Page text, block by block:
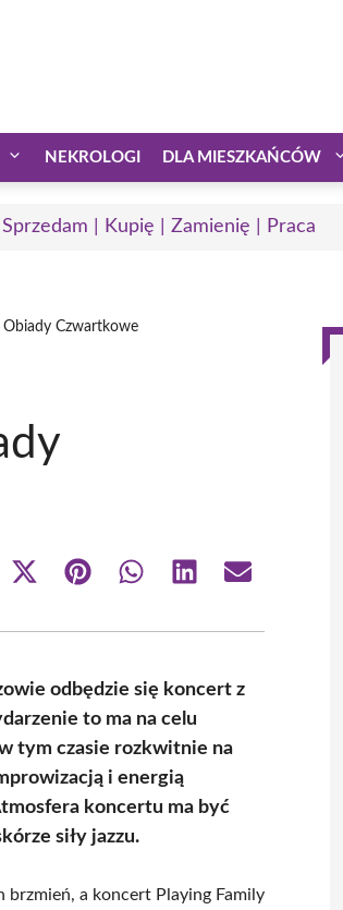
NEKROLOGI DLA MIESZKAŃCÓW
| Kupię | Zamienię | Praca
Czwartkowe
Share
(Twitter)
Share Share Share Share
odbędzie się koncert z
to ma na celu
tym czasie rozkwitnie na
i energią
koncertu ma być
siły jazzu.
a koncert Playing Family